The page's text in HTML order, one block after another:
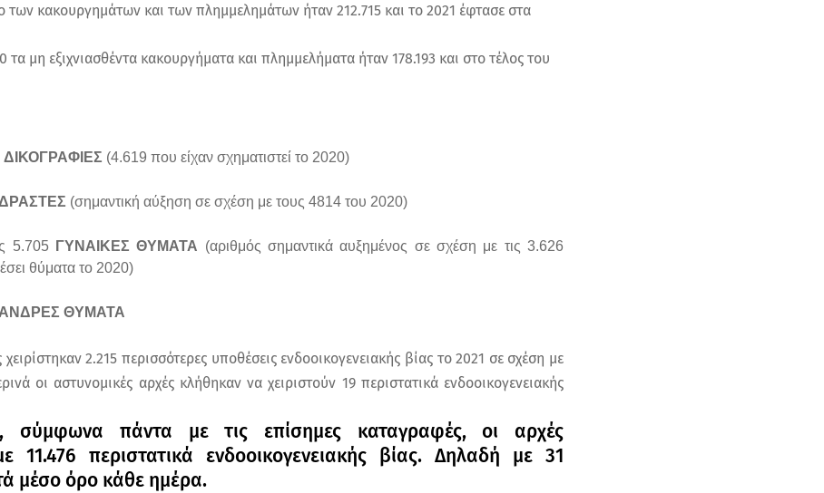
των κακουργημάτων και των πλημμελημάτων ήταν 212.715 και το 2021 έφτασε στα
τα μη εξιχνιασθέντα κακουργήματα και πλημμελήματα ήταν 178.193 και στο τέλος του
ΔΙΚΟΓΡΑΦΙΕΣ (4.619 που είχαν σχηματιστεί το 2020)
(σημαντική αύξηση σε σχέση με τους 4814 του 2020)
5.705 ΓΥΝΑΙΚΕΣ ΘΥΜΑΤΑ (αριθμός σημαντικά αυξημένος σε σχέση με τις 3.626
θύματα το 2020)
ΑΝΔΡΕΣ ΘΥΜΑΤΑ
2.215 περισσότερες υποθέσεις ενδοοικογενειακής βίας το 2021 σε σχέση με
οι αστυνομικές αρχές κλήθηκαν να χειριστούν 19 περιστατικά ενδοοικογενειακής
σύμφωνα πάντα με τις επίσημες καταγραφές, οι αρχές
11.476 περιστατικά ενδοοικογενειακής βίας. Δηλαδή με 31
μέσο όρο κάθε ημέρα.